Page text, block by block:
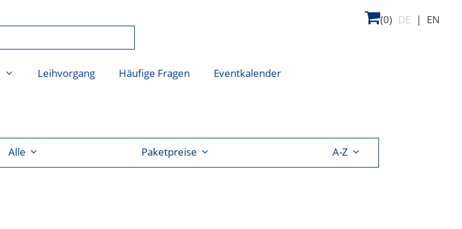
(0) DE | EN
Leihvorgang Häufige Fragen Eventkalender
Alle Paketpreise A-Z